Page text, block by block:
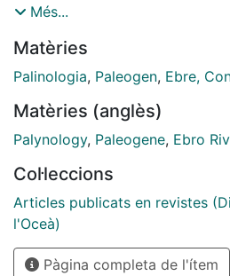
Paleógeno, este margen de la
que se desarrollaron una serie
cabalgarnientos y failas de
elevado constituido por
paleozoico y la cobertera
Sant Lloren$ del Munt, que se
borde de la cuenca del Ebro.
Lloren$ del Munt presenta
como submarinos bien
podido diferenciar cinco
Més...
Matèries
Palinologia, Paleogen, Ebre,
Matèries (anglès)
Palynology, Paleogene, Ebro
Col·leccions
Articles publicats en revistes
l'Oceà)
Pàgina completa de l'ítem